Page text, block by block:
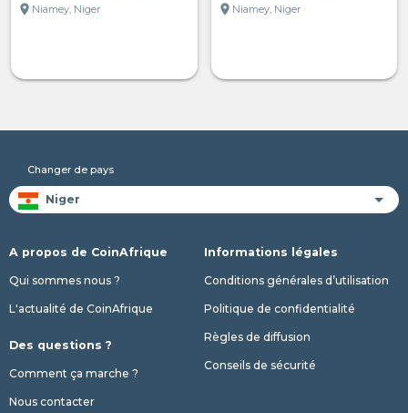
location_on Niamey, Niger
location_on Niamey, Niger
Changer de pays
A propos de CoinAfrique
Qui sommes nous ?
L'actualité de CoinAfrique
Des questions ?
Comment ça marche ?
Nous contacter
Informations légales
Conditions générales d’utilisation
Politique de confidentialité
Règles de diffusion
Conseils de sécurité